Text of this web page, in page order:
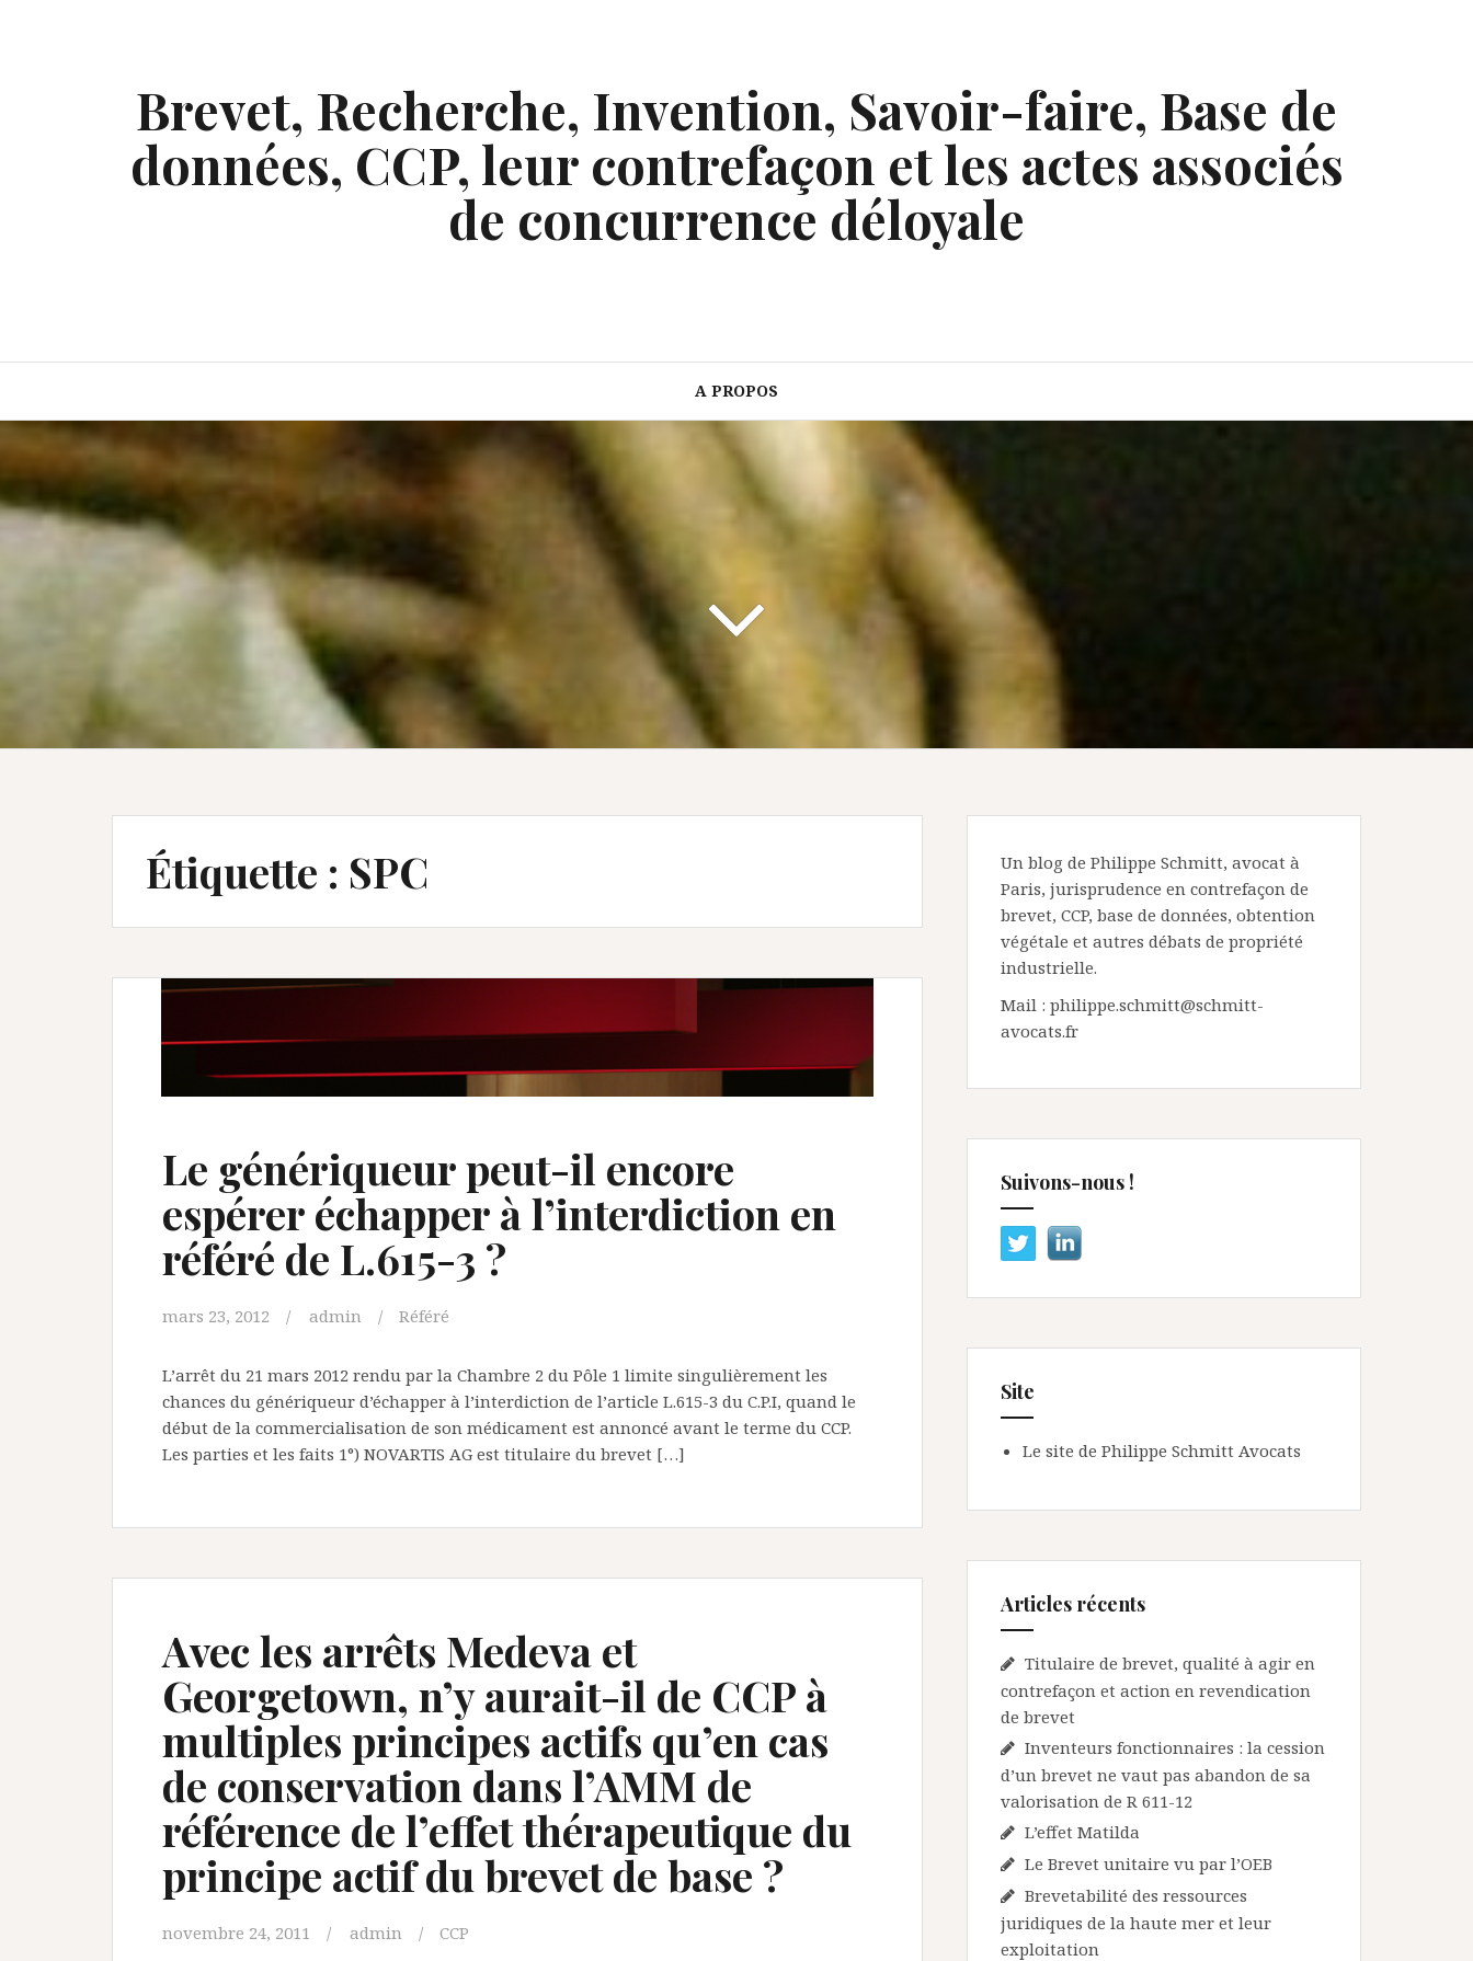
Brevet, Recherche, Invention, Savoir-faire, Base de
données, CCP, leur contrefaçon et les actes associés
de concurrence déloyale
A PROPOS
Étiquette : SPC
Le génériqueur peut-il encore
espérer échapper à l’interdiction en
référé de L.615-3 ?
mars 23, 2012 admin Référé
L’arrêt du 21 mars 2012 rendu par la Chambre 2 du Pôle 1 limite singulièrement les
chances du génériqueur d’échapper à l’interdiction de l’article L.615-3 du C.P.I, quand le
début de la commercialisation de son médicament est annoncé avant le terme du CCP.
Les parties et les faits 1°) NOVARTIS AG est titulaire du brevet […]
Avec les arrêts Medeva et
Georgetown, n’y aurait-il de CCP à
multiples principes actifs qu’en cas
de conservation dans l’AMM de
référence de l’effet thérapeutique du
principe actif du brevet de base ?
novembre 24, 2011 admin CCP
Un blog de Philippe Schmitt, avocat à
Paris, jurisprudence en contrefaçon de
brevet, CCP, base de données, obtention
végétale et autres débats de propriété
industrielle.
Mail : philippe.schmitt@schmitt-
avocats.fr
Suivons-nous !
Site
Le site de Philippe Schmitt Avocats
Articles récents
Titulaire de brevet, qualité à agir en
contrefaçon et action en revendication
de brevet
Inventeurs fonctionnaires : la cession
d’un brevet ne vaut pas abandon de sa
valorisation de R 611-12
L’effet Matilda
Le Brevet unitaire vu par l’OEB
Brevetabilité des ressources
juridiques de la haute mer et leur
exploitation